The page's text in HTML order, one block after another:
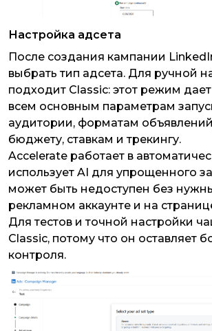
Настройка адсета
После создания кампании
выбрать тип адсета. Для ручной
подходит Classic: этот режим
всем основным параметрам
аудитории, форматам
бюджету, ставкам и трекингу.
Accelerate работает в
использует AI для упрощенного
может быть недоступен без
рекламном аккаунте и на
Для тестов и точной настройки
Classic, потому что он оставляет
контроля.